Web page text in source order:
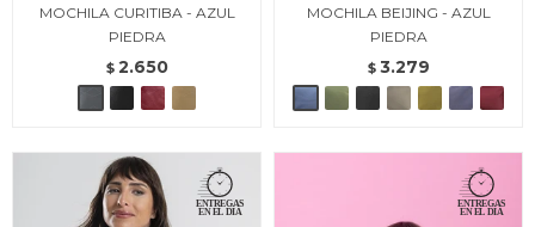
MOCHILA CURITIBA - AZUL
PIEDRA
$ 2.650
MOCHILA BEIJING - AZUL
PIEDRA
$ 3.279